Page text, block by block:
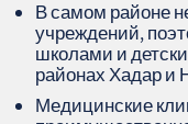
В самом районе
учреждений,
школами и
районах Хадар и
Медицинские